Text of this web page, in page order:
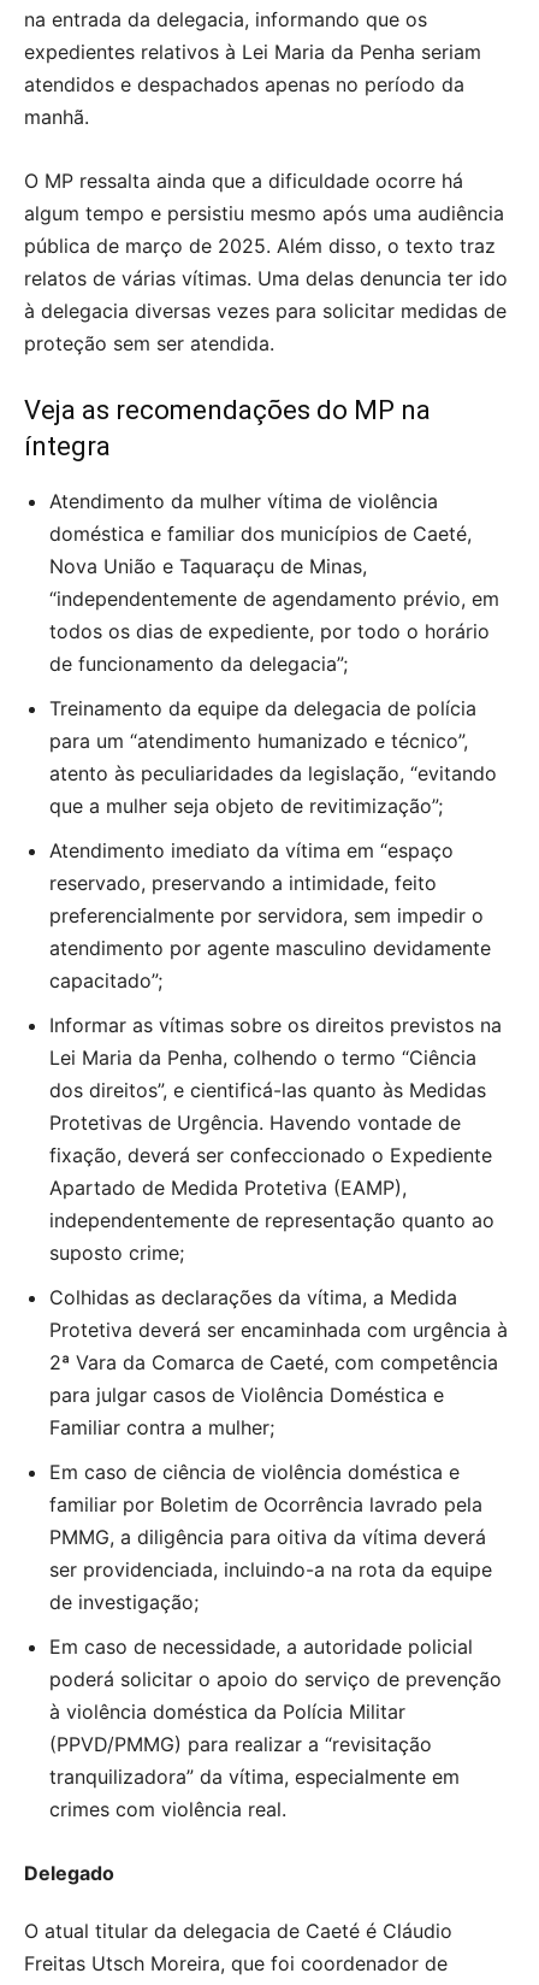
na entrada da delegacia, informando que os
expedientes relativos à Lei Maria da Penha seriam
atendidos e despachados apenas no período da
manhã.
O MP ressalta ainda que a dificuldade ocorre há
algum tempo e persistiu mesmo após uma audiência
pública de março de 2025. Além disso, o texto traz
relatos de várias vítimas. Uma delas denuncia ter ido
à delegacia diversas vezes para solicitar medidas de
proteção sem ser atendida.
Veja as recomendações do MP na
íntegra
Atendimento da mulher vítima de violência
doméstica e familiar dos municípios de Caeté,
Nova União e Taquaraçu de Minas,
“independentemente de agendamento prévio, em
todos os dias de expediente, por todo o horário
de funcionamento da delegacia”;
Treinamento da equipe da delegacia de polícia
para um “atendimento humanizado e técnico”,
atento às peculiaridades da legislação, “evitando
que a mulher seja objeto de revitimização”;
Atendimento imediato da vítima em “espaço
reservado, preservando a intimidade, feito
preferencialmente por servidora, sem impedir o
atendimento por agente masculino devidamente
capacitado”;
Informar as vítimas sobre os direitos previstos na
Lei Maria da Penha, colhendo o termo “Ciência
dos direitos”, e cientificá-las quanto às Medidas
Protetivas de Urgência. Havendo vontade de
fixação, deverá ser confeccionado o Expediente
Apartado de Medida Protetiva (EAMP),
independentemente de representação quanto ao
suposto crime;
Colhidas as declarações da vítima, a Medida
Protetiva deverá ser encaminhada com urgência à
2ª Vara da Comarca de Caeté, com competência
para julgar casos de Violência Doméstica e
Familiar contra a mulher;
Em caso de ciência de violência doméstica e
familiar por Boletim de Ocorrência lavrado pela
PMMG, a diligência para oitiva da vítima deverá
ser providenciada, incluindo-a na rota da equipe
de investigação;
Em caso de necessidade, a autoridade policial
poderá solicitar o apoio do serviço de prevenção
à violência doméstica da Polícia Militar
(PPVD/PMMG) para realizar a “revisitação
tranquilizadora” da vítima, especialmente em
crimes com violência real.
Delegado
O atual titular da delegacia de Caeté é Cláudio
Freitas Utsch Moreira, que foi coordenador de